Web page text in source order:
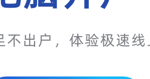
不出户，体验极速